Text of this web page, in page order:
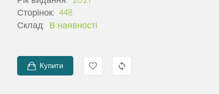
Сторінок: 448
Склад: В наявності
Купити